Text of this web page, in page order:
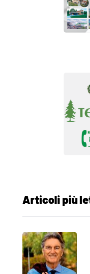
Articoli più